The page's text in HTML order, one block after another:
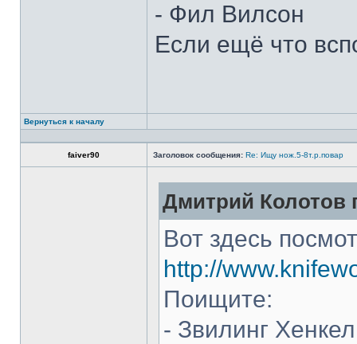
- Фил Вилсон
Если ещё что
Вернуться к началу
faiver90 Заголовок сообщения: Re: Ищу нож.5-8т.р.повар
Дмитрий Колотов
Вот здесь
http://
Поищите:
- Звилинг